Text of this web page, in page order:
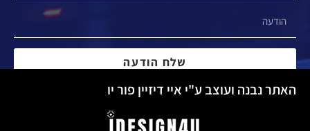
שלח הודעה
האתר נבנה ועוצב ע"י איי דיזיין פור יו